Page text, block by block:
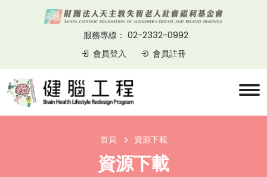
服務專線： 02-2332-0992
會員登入 會員註冊
首頁 資源下載
資源下載